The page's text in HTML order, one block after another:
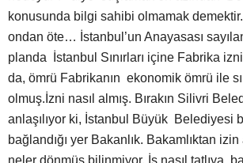
konusunda bilgi sahibi olmamak
ondan öte… İstanbul’un Anayasası
planda İstanbul Sınırları içine Fabrika
da, ömrü Fabrikanın ekonomik ömrü ile
olmuş.İzni nasıl almış. Bırakın Silivri
anlaşılıyor ki, İstanbul Büyük Belediyesi
bağlandığı yer Bakanlık. Bakamlıktan